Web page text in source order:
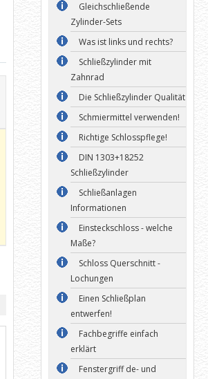
Gleichschließende
Zylinder-Sets
Was ist links und rechts?
Schließzylinder mit
Zahnrad
Die Schließzylinder Qualität
Schmiermittel verwenden!
Richtige Schlosspflege!
DIN 1303+18252
Schließzylinder
Schließanlagen
Informationen
Einsteckschloss - welche
Maße?
Schloss Querschnitt -
Lochungen
Einen Schließplan
entwerfen!
Fachbegriffe einfach
erklärt
Fenstergriff de- und